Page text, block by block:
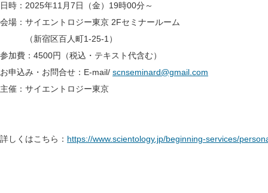
日時：2025年11月7日（金）19時00分～
会場：サイエントロジー東京 2Fセミナールーム
（新宿区百人町1-25-1）
参加費：4500円（税込・テキスト代含む）
お申込み・お問合せ：E-mail/ scnseminard@gmail.com
主催：サイエントロジー東京
詳しくはこちら： https://www.scientology.jp/beginning-services/